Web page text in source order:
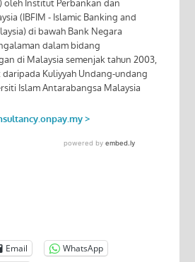
Email
WhatsApp